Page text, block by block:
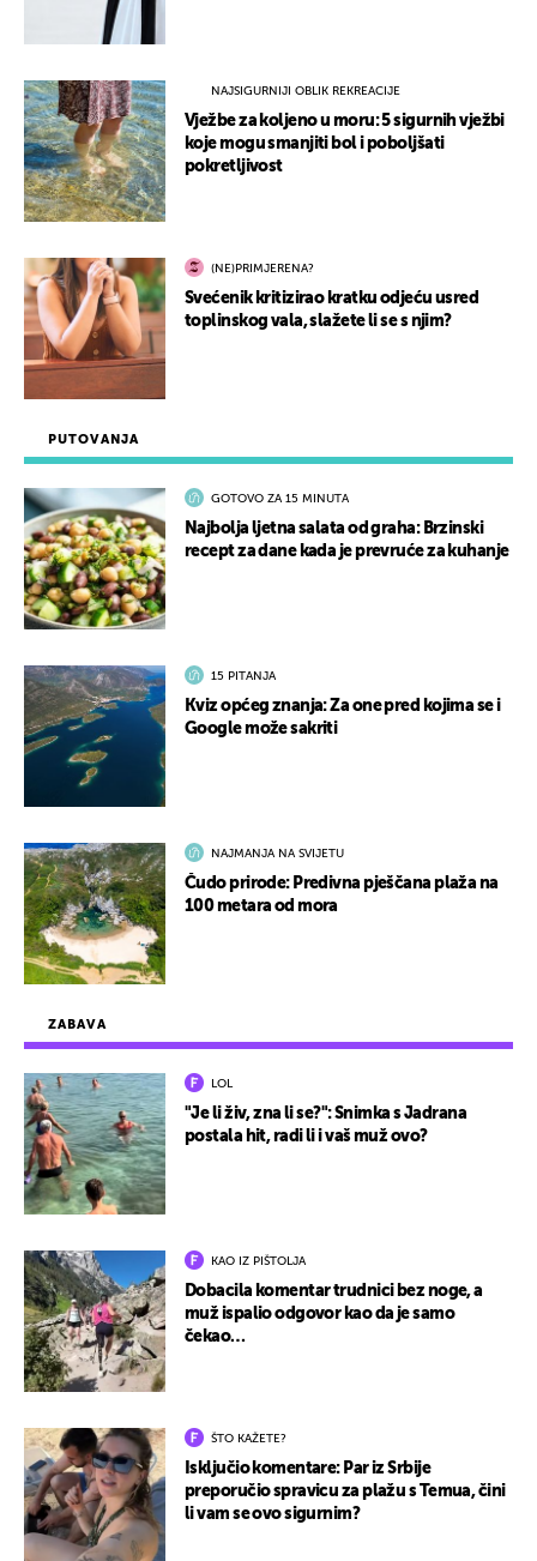
ZABAVA
LOL
"Je li živ, zna li se?": Snimka s Jadrana
postala hit, radi li i vaš muž ovo?
KAO IZ PIŠTOLJA
Dobacila komentar trudnici bez noge, a
muž ispalio odgovor kao da je samo
čekao…
ŠTO KAŽETE?
Isključio komentare: Par iz Srbije
preporučio spravicu za plažu s Temua, čini
li vam se ovo sigurnim?
PUTOVANJA
GOTOVO ZA 15 MINUTA
Najbolja ljetna salata od graha: Brzinski
recept za dane kada je prevruće za kuhanje
15 PITANJA
Kviz općeg znanja: Za one pred kojima se i
Google može sakriti
NAJMANJA NA SVIJETU
Čudo prirode: Predivna pješčana plaža na
100 metara od mora
NAJSIGURNIJI OBLIK REKREACIJE
Vježbe za koljeno u moru: 5 sigurnih vježbi
koje mogu smanjiti bol i poboljšati
pokretljivost
(NE)PRIMJERENA?
Svećenik kritizirao kratku odjeću usred
toplinskog vala, slažete li se s njim?